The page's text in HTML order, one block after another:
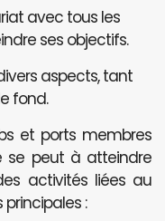
avec tous les
ses objectifs.
aspects, tant
fond.
et ports membres
se peut à atteindre
activités liées au
: